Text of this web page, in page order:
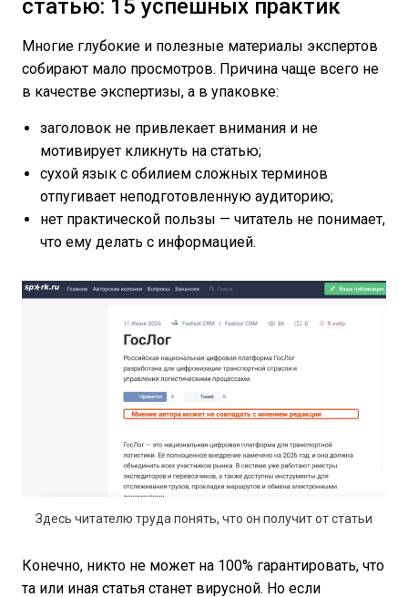
статью: 15 успешных практик
Многие глубокие и полезные материалы экспертов
собирают мало просмотров. Причина чаще всего не
в качестве экспертизы, а в упаковке:
заголовок не привлекает внимания и не
мотивирует кликнуть на статью;
сухой язык с обилием сложных терминов
отпугивает неподготовленную аудиторию;
нет практической пользы — читатель не понимает,
что ему делать с информацией.
Здесь читателю труда понять, что он получит от статьи
Конечно, никто не может на 100% гарантировать, что
та или иная статья станет вирусной. Но если